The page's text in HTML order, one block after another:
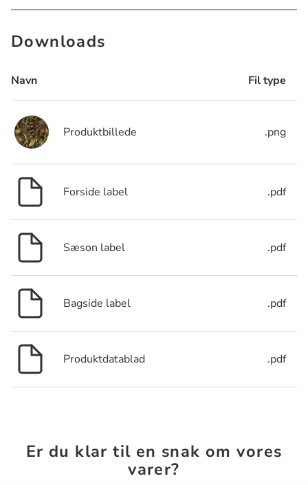
Downloads
Navn Fil type
Produktbillede .png
Forside label .pdf
Sæson label .pdf
Bagside label .pdf
Produktdatablad .pdf
Er du klar til en snak om vores
varer?